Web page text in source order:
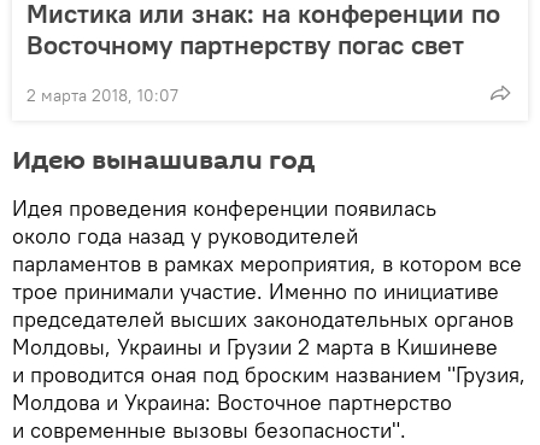
Мистика или знак: на конференции по
Восточному партнерству погас свет
2 марта 2018, 10:07
Идею вынашивали год
Идея проведения конференции появилась
около года назад у руководителей
парламентов в рамках мероприятия, в котором все
трое принимали участие. Именно по инициативе
председателей высших законодательных органов
Молдовы, Украины и Грузии 2 марта в Кишиневе
и проводится оная под броским названием "Грузия,
Молдова и Украина: Восточное партнерство
и современные вызовы безопасности".